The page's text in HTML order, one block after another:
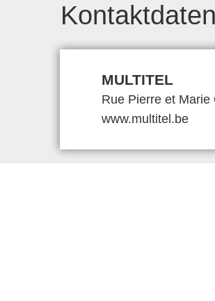
Kontaktdaten
MULTITEL
Rue Pierre et
www.multitel.be